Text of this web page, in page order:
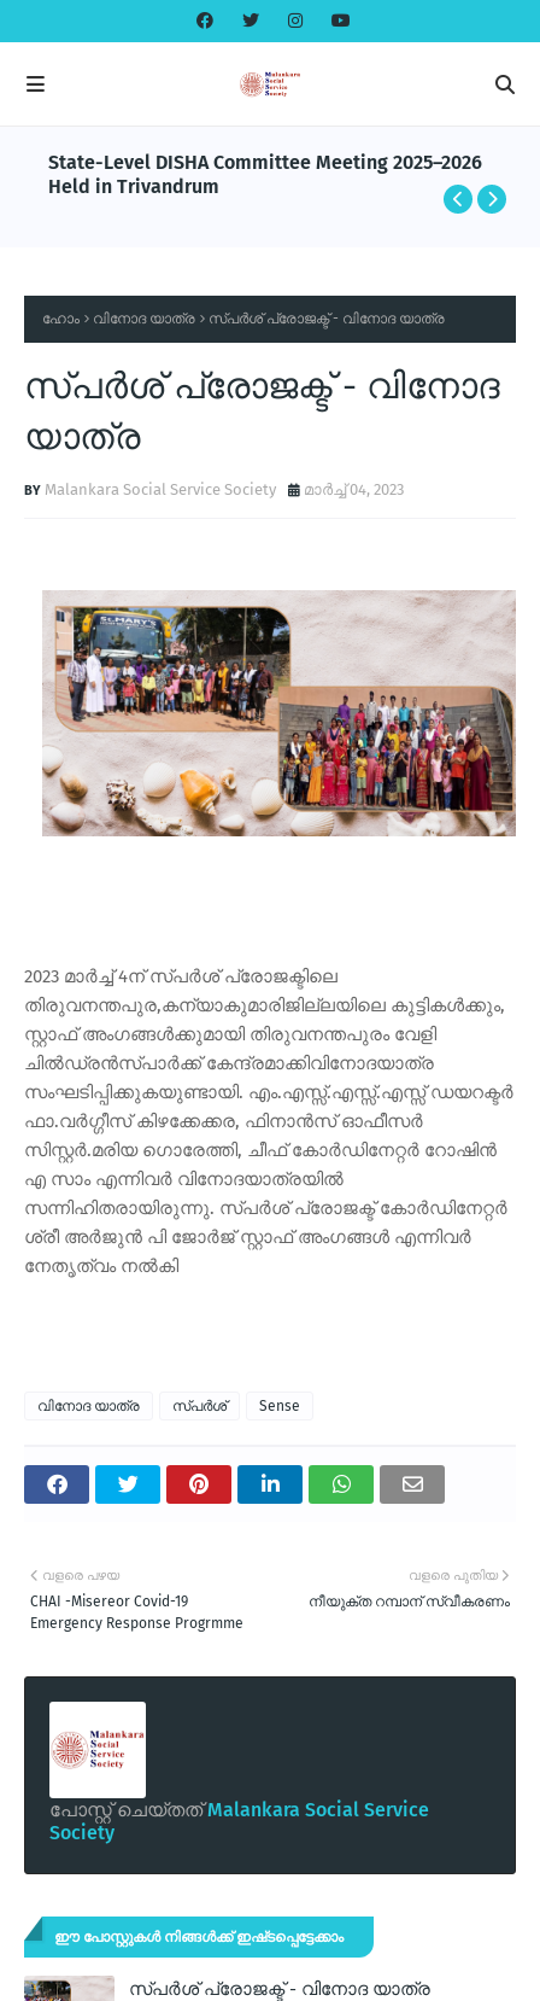
State-Level DISHA Committee Meeting 2025–2026
Held in Trivandrum
ഹോം വിനോദ യാത്ര സ്പര്‍ശ് പ്രോജക്ട് - വിനോദ യാത്ര
സ്പര്‍ശ് പ്രോജക്ട് - വിനോദ
യാത്ര
Malankara Social Service Society മാർച്ച് 04, 2023
2023 മാര്‍ച്ച് 4ന് സ്പര്‍ശ് പ്രോജക്ടിലെ
തിരുവനന്തപുര,കന്യാകുമാരിജില്ലയിലെ കുട്ടികള്‍ക്കും,
സ്റ്റാഫ് അംഗങ്ങള്‍ക്കുമായി തിരുവനന്തപുരം വേളി
ചില്‍ഡ്രന്‍സ്പാര്‍ക്ക് കേന്ദ്രമാക്കിവിനോദയാത്ര
സംഘടിപ്പിക്കുകയുണ്ടായി. എം.എസ്സ്.എസ്സ്.എസ്സ് ഡയറക്ടര്‍
ഫാ.വര്‍ഗ്ഗീസ് കിഴക്കേക്കര, ഫിനാന്‍സ് ഓഫീസര്‍
സിസ്റ്റര്‍.മരിയ ഗൊരേത്തി, ചീഫ് കോര്‍ഡിനേറ്റര്‍ റോഷിന്‍
എ സാം എന്നിവര്‍ വിനോദയാത്രയില്‍
സന്നിഹിതരായിരുന്നു. സ്പര്‍ശ് പ്രോജക്ട് കോര്‍ഡിനേറ്റര്‍
ശ്രീ അര്‍ജുന്‍ പി ജോര്‍ജ് സ്റ്റാഫ് അംഗങ്ങള്‍ എന്നിവര്‍
നേതൃത്വം നല്‍കി
വിനോദ യാത്ര സ്പര്‍ശ് Sense
വളരെ പുതിയ
നീയുക്ത റമ്പാന് സ്വീകരണം
വളരെ പഴയ
CHAI -Misereor Covid-19
Emergency Response Progrmme
പോസ്റ്റ് ചെയ്തത്Malankara Social Service
Society
ഈ പോസ്റ്റുകൾ നിങ്ങൾക്ക് ഇഷ്‌‌ടപ്പെട്ടേക്കാം
സ്പര്‍ശ് പ്രോജക്ട് - വിനോദ യാത്ര